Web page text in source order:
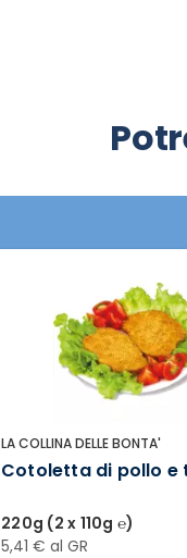
LA COLLINA DELLE BONTA'
Cotoletta di pollo e
220g (2 x 110g ℮)
5,41 € al GR